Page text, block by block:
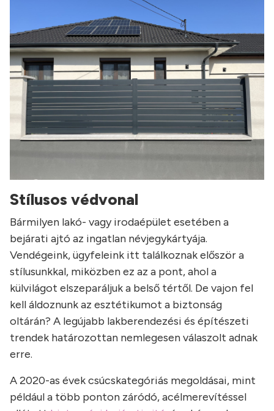
Stílusos védvonal
Bármilyen lakó- vagy irodaépület esetében a
bejárati ajtó az ingatlan névjegykártyája.
Vendégeink, ügyfeleink itt találkoznak először a
stílusunkkal, miközben ez az a pont, ahol a
külvilágot elszeparáljuk a belső tértől. De vajon fel
kell áldoznunk az esztétikumot a biztonság
oltárán? A legújabb lakberendezési és építészeti
trendek határozottan nemlegesen válaszolt adnak
erre.
A 2020-as évek csúcskategóriás megoldásai, mint
például a több ponton záródó, acélmerevítéssel